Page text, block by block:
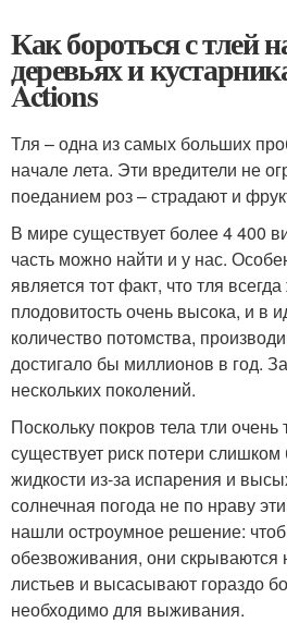
Как бороться с тлей
деревьях и
Actions
Тля – одна из самых больших
начале лета. Эти вредители не
поеданием роз – страдают и
В мире существует более 4 400
часть можно найти и у нас.
является тот факт, что тля
плодовитость очень высока, и в
количество потомства,
достигало бы миллионов в год.
нескольких поколений.
Поскольку покров тела тли очень
существует риск потери
жидкости из-за испарения и
солнечная погода не по нраву
нашли остроумное решение:
обезвоживания, они скрываются
листьев и высасывают гораздо
необходимо для выживания.